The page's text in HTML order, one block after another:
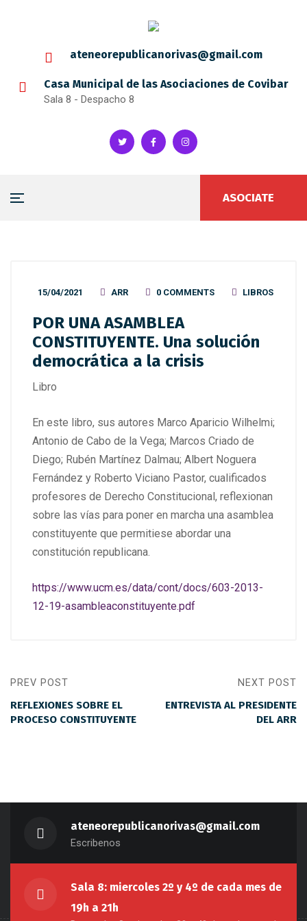
ateneorepublicanorivas@gmail.com
Casa Municipal de las Asociaciones de Covibar
Sala 8 - Despacho 8
ASOCIATE
15/04/2021 ARR 0 COMMENTS LIBROS
POR UNA ASAMBLEA
CONSTITUYENTE. Una solución
democrática a la crisis
Libro
En este libro, sus autores Marco Aparicio Wilhelmi;
Antonio de Cabo de la Vega; Marcos Criado de
Diego; Rubén Martínez Dalmau; Albert Noguera
Fernández y Roberto Viciano Pastor, cualificados
profesores de Derecho Constitucional, reflexionan
sobre las vías para poner en marcha una asamblea
constituyente que permitiese abordar una
constitución republicana.
https://www.ucm.es/data/cont/docs/603-2013-
12-19-asambleaconstituyente.pdf
PREV POST
REFLEXIONES SOBRE EL
PROCESO CONSTITUYENTE
NEXT POST
ENTREVISTA AL PRESIDENTE
DEL ARR
ateneorepublicanorivas@gmail.com
Escribenos
Sala 8: miercoles 2º y 4º de cada mes de
19h a 21h